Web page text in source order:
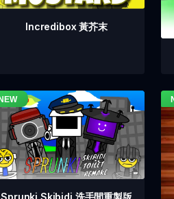
Incredibox 黃芥末
Sprunki Skibidi 洗手間重製版